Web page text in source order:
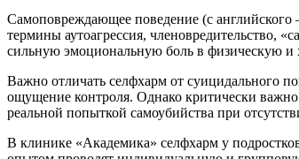
Самоповреждающее поведение (с английского
термины аутоагрессия, членовредительство,
сильную эмоциональную боль в физическую и
Важно отличать селфхарм от суицидального
ощущение контроля. Однако критически
реальной попыткой самоубийства при
В клинике «Академика» селфхарм у